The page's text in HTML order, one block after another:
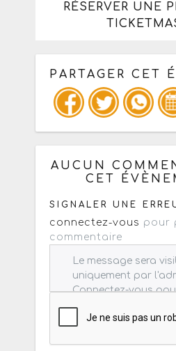
RÉSERVER UNE
PARTAGER CET
Copiez les infos ci-
: mail / forum /
AUCUN
CET
SIGNALER UNE
connectez-vous pour
commentaire